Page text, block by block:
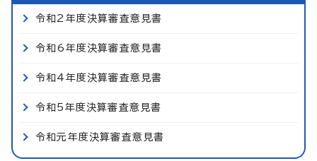
令和2年度決算審査意見書
令和6年度決算審査意見書
令和4年度決算審査意見書
令和5年度決算審査意見書
令和元年度決算審査意見書